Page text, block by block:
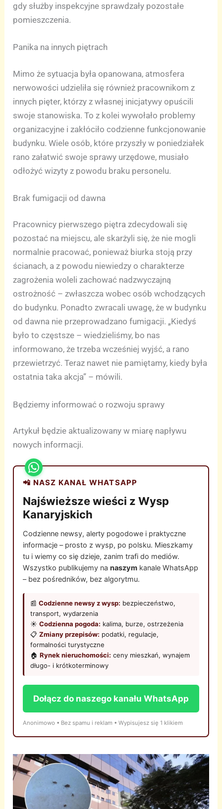
gdy służby inspekcyjne sprawdzały pozostałe
pomieszczenia.
Panika na innych piętrach
Mimo że sytuacja była opanowana, atmosfera
nerwowości udzieliła się również pracownikom z
innych pięter, którzy z własnej inicjatywy opuścili
swoje stanowiska. To z kolei wywołało problemy
organizacyjne i zakłóciło codzienne funkcjonowanie
budynku. Wiele osób, które przyszły w poniedziałek
rano załatwić swoje sprawy urzędowe, musiało
odłożyć wizyty z powodu braku personelu.
Brak fumigacji od dawna
Pracownicy pierwszego piętra zdecydowali się
pozostać na miejscu, ale skarżyli się, że nie mogli
normalnie pracować, ponieważ biurka stoją przy
ścianach, a z powodu niewiedzy o charakterze
zagrożenia woleli zachować nadzwyczajną
ostrożność – zwłaszcza wobec osób wchodzących
do budynku. Ponadto zwracali uwagę, że w budynku
od dawna nie przeprowadzano fumigacji. „Kiedyś
było to częstsze – wiedzieliśmy, bo nas
informowano, że trzeba wcześniej wyjść, a rano
przewietrzyć. Teraz nawet nie pamiętamy, kiedy była
ostatnia taka akcja” – mówili.
Będziemy informować o rozwoju sprawy
Artykuł będzie aktualizowany w miarę napływu
nowych informacji.
📲 NASZ KANAŁ WHATSAPP
Najświeższe wieści z Wysp
Kanaryjskich
Codzienne newsy, alerty pogodowe i praktyczne
informacje – prosto z wysp, po polsku. Mieszkamy
tu i wiemy co się dzieje, zanim trafi do mediów.
Wszystko publikujemy nanaszym kanale WhatsApp
– bez pośredników, bez algorytmu.
📰Codzienne newsy z wysp: bezpieczeństwo,
transport, wydarzenia
☀️Codzienna pogoda: kalima, burze, ostrzeżenia
📋Zmiany przepisów: podatki, regulacje,
formalności turystyczne
🏠Rynek nieruchomości: ceny mieszkań, wynajem
długo- i krótkoterminowy
Dołącz do naszego kanału WhatsApp
Anonimowo • Bez spamu i reklam • Wypisujesz się 1 klikiem